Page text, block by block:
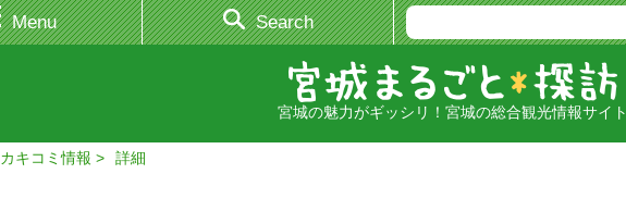
Menu Search
宮城の魅力がギッシリ！宮城の総合観光情報サイト
カキコミ情報 詳細